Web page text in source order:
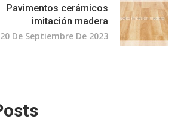
Pavimentos cerámicos
imitación madera
20 De Septiembre De 2023